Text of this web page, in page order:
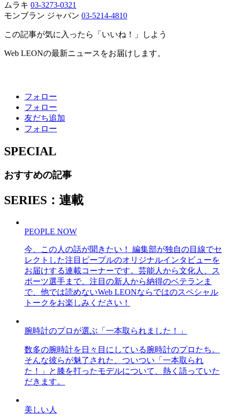
ムラキ 03-3273-0321
モンブラン ジャパン 03-5214-4810
この記事が気に入ったら「いいね！」しよう
Web LEONの最新ニュースをお届けします。
フォロー
フォロー
友だち追加
フォロー
SPECIAL
おすすめの記事
SERIES：連載
PEOPLE NOW
今、この人の話が聞きたい！ 編集部が独自の目線でセ
レクトした注目ピープルのオリジナルインタビューを
お届けする連載コーナーです。芸能人から文化人、ス
ポーツ選手まで、注目の新人から納得のベテランま
で、他では読めないWeb LEONならではのスペシャル
トークをお楽しみください！
腕時計のプロが選ぶ「一本取られました！」
数多の腕時計を日々目にしている腕時計のプロたち。
そんな彼らが魅了された、ついつい「一本取られ
た！」と膝を打ったモデルについて、熱く語っていた
だきます。
美しい人